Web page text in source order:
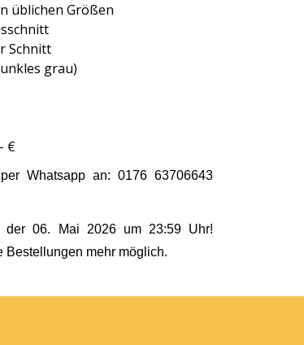
üblichen Größen
Schnitt
grau)
€
Whatsapp an: 0176 63706643
der 06. Mai 2026 um 23:59 Uhr!
Bestellungen mehr möglich.